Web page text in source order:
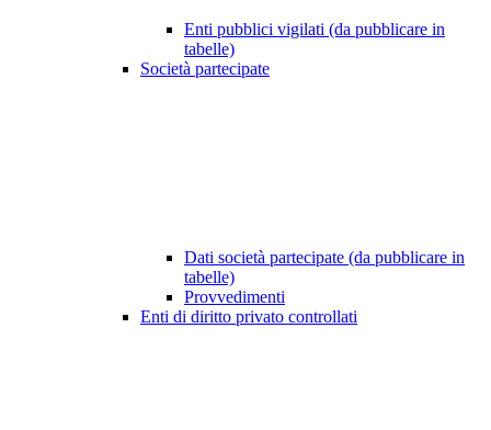
Enti pubblici vigilati (da pubblicare in
tabelle)
Società partecipate
Dati società partecipate (da pubblicare in
tabelle)
Provvedimenti
Enti di diritto privato controllati